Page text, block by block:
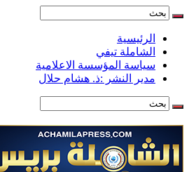
الرئيسية
الشاملة تيفي
سياسة المؤسسة الاعلامية
مدير النشر :ذ. هشام حلال